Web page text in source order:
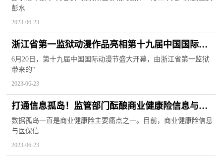
彭水
2023-06-23
浙江省第一监狱动漫作品亮相第十九届中国国际动
漫节
6月20日，第十九届中国国际动漫节盛大开幕，由浙江省第一监狱
带来的“
2023-06-23
打通信息孤岛！监管部门酝酿商业健康险信息与医
保信息共享，涉及六大合作领域
数据孤岛一直是商业健康险主要痛点之一。目前，商业健康险信息
与医保信
2023-06-23